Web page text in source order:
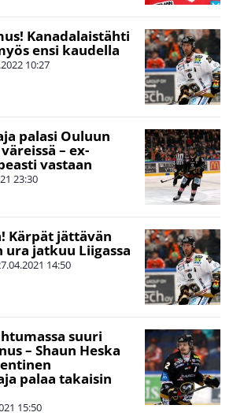
Kanadalaistähti
ensi kaudella
10:27
palasi Ouluun
– ex-
vastaan
23:30
Kärpät jättävän
jatkuu Liigassa
14:50
suuri
– Shaun Heska
palaa takaisin
15:50